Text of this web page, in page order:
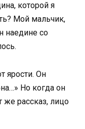
которой я
Мой мальчик,
наедине со
ярости. Он
Но когда он
же рассказ, лицо